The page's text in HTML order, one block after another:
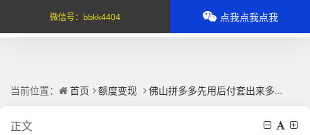
当前位置： 首页 额度变现 佛山拼多多先用后付套出来多久到账,佛山拼多多先用后付套现流程解析
正文
微信号： bbkk4404 点我点我点我